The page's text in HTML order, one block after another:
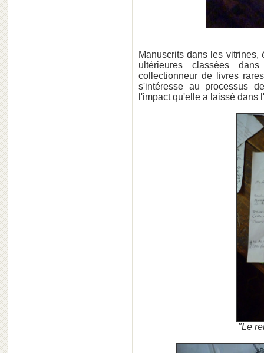
Manuscrits dans les
ultérieures classées
collectionneur de livres
s'intéresse au processus
l'impact qu'elle a laissé dans
"Le